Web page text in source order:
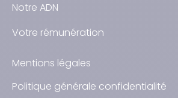
Notre ADN
Votre rémunération
Mentions légales
Politique générale confidentialité